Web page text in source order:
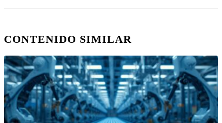
CONTENIDO SIMILAR